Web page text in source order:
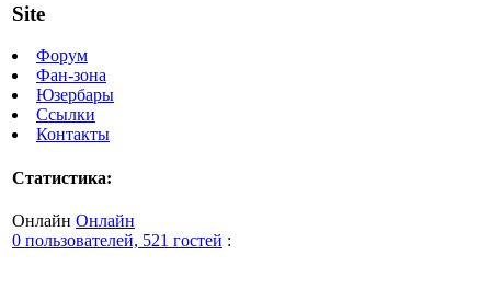
Site
Форум
Фан-зона
Юзербары
Ссылки
Контакты
Статистика:
Онлайн Онлайн
0 пользователей, 521 гостей :